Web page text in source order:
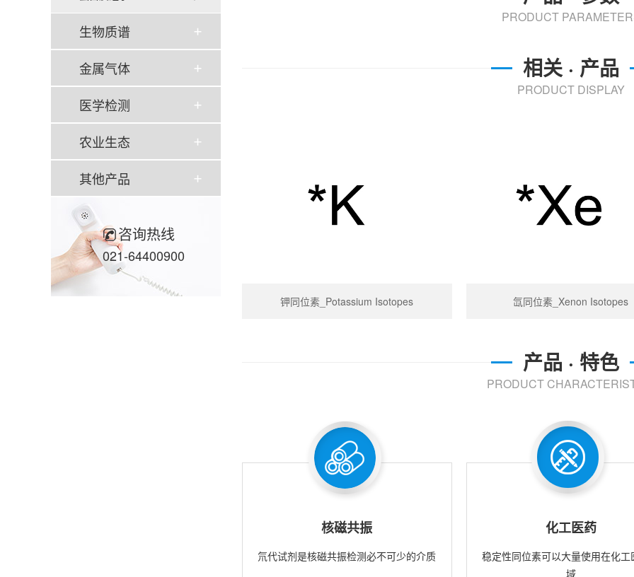
生物质谱
金属气体
医学检测
农业生态
其他产品
咨询热线
021-64400900
PRODUCT
相关 · 产品
PRODUCT DISPLAY
钾同位素_Potassium Isotopes 氙同位素_Xenon Isotopes
产品 · 特色
PRODUCT
核磁共振
氘代试剂是核磁共振检测必不可少的介质
化工医药
稳定性同位素可以大量使用在化工
域